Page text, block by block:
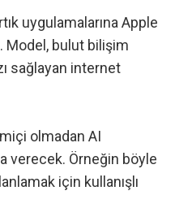
uygulamalarına Apple
Model, bulut bilişim
sağlayan internet
olmadan AI
verecek. Örneğin böyle
için kullanışlı